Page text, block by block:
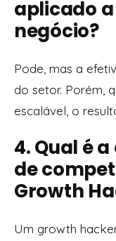
aplicado
negócio?
Pode, mas a
do setor. Porém,
escalável, o
4. Qual é
de
Growth
Um growth